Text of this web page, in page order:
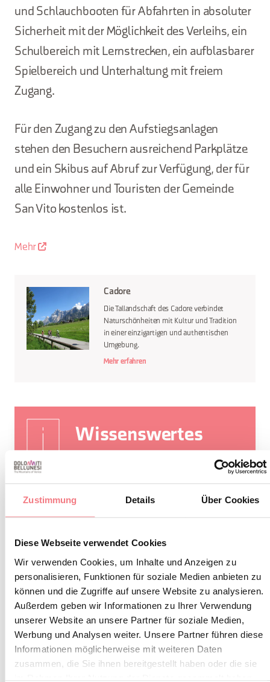
Zustimmung Details Über Cookies
Diese Webseite verwendet Cookies
Wir verwenden Cookies, um Inhalte und Anzeigen zu
personalisieren, Funktionen für soziale Medien anbieten zu
können und die Zugriffe auf unsere Website zu analysieren.
Außerdem geben wir Informationen zu Ihrer Verwendung
unserer Website an unsere Partner für soziale Medien,
Werbung und Analysen weiter. Unsere Partner führen diese
Informationen möglicherweise mit weiteren Daten
zusammen, die Sie ihnen bereitgestellt haben oder die sie
und Schlauchbooten für Abfahrten in absoluter
Sicherheit mit der Möglichkeit des Verleihs, ein
Schulbereich mit Lernstrecken, ein aufblasbarer
Spielbereich und Unterhaltung mit freiem
Zugang.
Für den Zugang zu den Aufstiegsanlagen
stehen den Besuchern ausreichend Parkplätze
und ein Skibus auf Abruf zur Verfügung, der für
alle Einwohner und Touristen der Gemeinde
San Vito kostenlos ist.
Mehr
Cadore
Die Tallandschaft des Cadore verbindet
Naturschönheiten mit Kultur und Tradition
in einer einzigartigen und authentischen
Umgebung.
Mehr erfahren
Wissenswertes
Um den Tag auf dem Monte Avena
zu lassen, empfiehlt sich ein Besuch
in der historischen Brauerei
auch nachts Ski fahren.
INFORMATIONEN ANFORDERN